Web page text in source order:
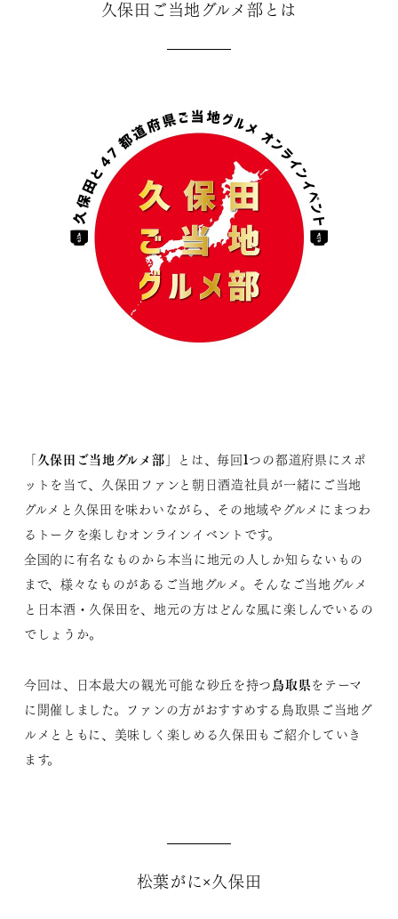
久保田ご当地グルメ部とは
「久保田ご当地グルメ部 」とは、毎回1つの都道府県にスポ
ットを当て、久保田ファンと朝日酒造社員が一緒にご当地
グルメと久保田を味わいながら、その地域やグルメにまつわ
るトークを楽しむオンラインイベントです。
全国的に有名なものから本当に地元の人しか知らないもの
まで、様々なものがあるご当地グルメ。そんなご当地グルメ
と日本酒・久保田を、地元の方はどんな風に楽しんでいるの
でしょうか。
今回は、日本最大の観光可能な砂丘を持つ鳥取県をテーマ
に開催しました。ファンの方がおすすめする鳥取県ご当地グ
ルメとともに、美味しく楽しめる久保田もご紹介していき
ます。
松葉がに×久保田